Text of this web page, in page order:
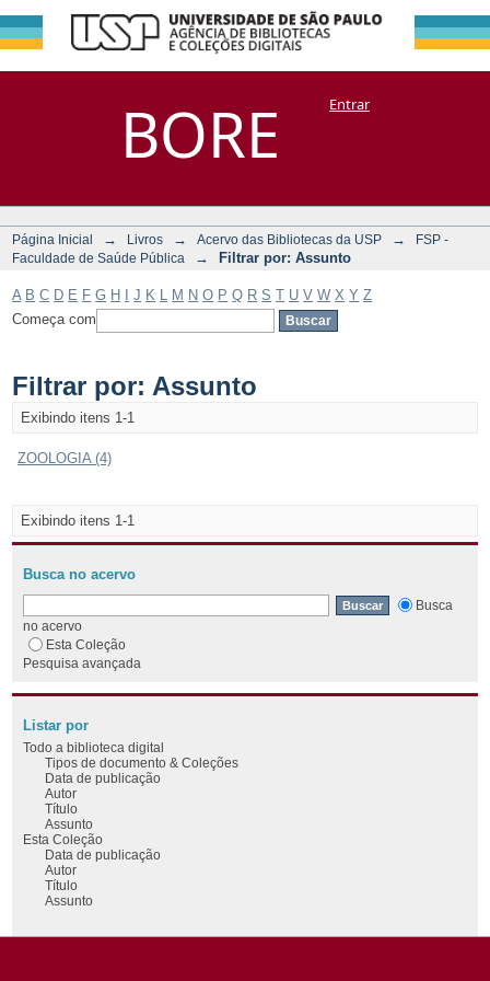
BORE
Filtrar por:
Assunto
DSpace/Manakin + CoriscoEntrar
Página Inicial → Livros → Acervo das Bibliotecas da USP →
FSP -
Faculdade de Saúde Pública
→ Filtrar por: Assunto
A B C D E F G H J K M N O P Q R S T U V W X Y Z
Começa com
Filtrar por: Assunto
Exibindo itens 1-1
ZOOLOGIA (4)
Exibindo itens 1-1
Busca no acervo
Busca
no acervo
Esta Coleção
Pesquisa avançada
Listar por
Todo a biblioteca digital
Tipos de documento & Coleções
Data de publicação
Autor
Título
Assunto
Esta Coleção
Data de publicação
Autor
Título
Assunto